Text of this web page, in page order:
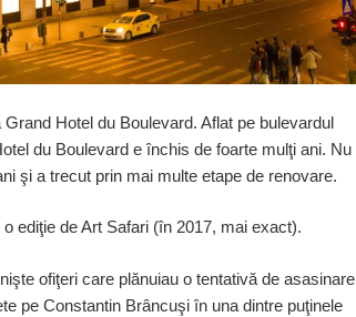
Hotel du Boulevard. Aflat pe bulevardul
du Boulevard e închis de foarte mulţi ani. Nu
şi a trecut prin mai multe etape de renovare.
ediţie de Art Safari (în 2017, mai exact).
ofiţeri care plănuiau o tentativă de asasinare
pe Constantin Brâncuşi în una dintre puţinele